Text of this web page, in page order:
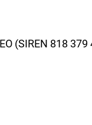
(SIREN 818 379